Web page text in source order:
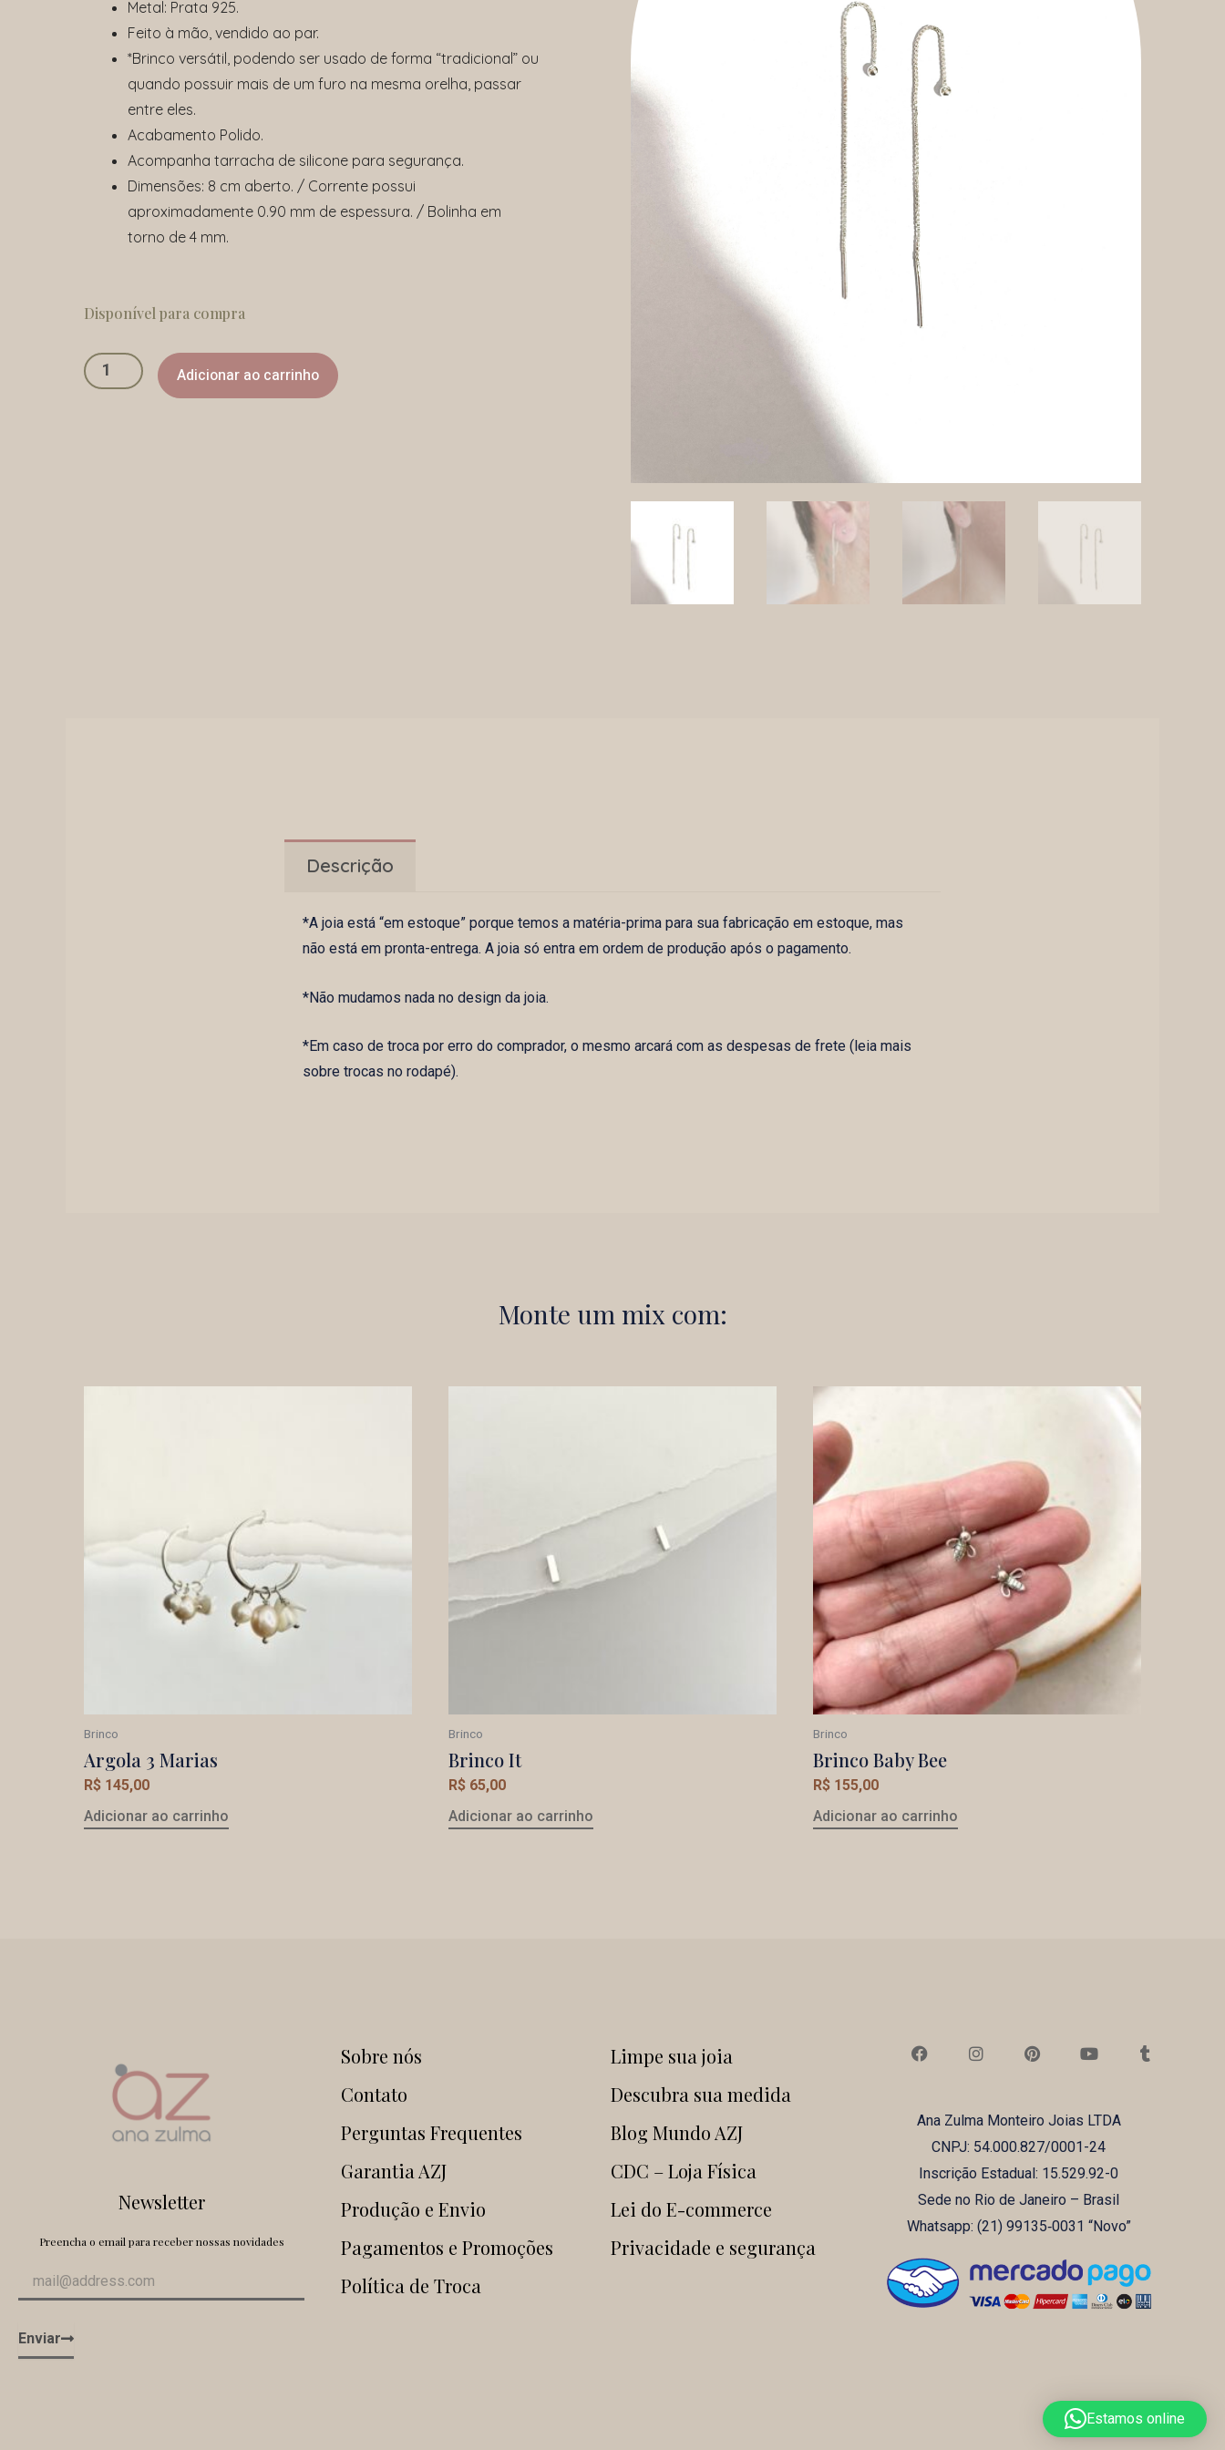
Metal: Prata 925.
Feito à mão, vendido ao par.
*Brinco versátil, podendo ser usado de forma “tradicional” ou
quando possuir mais de um furo na mesma orelha, passar
entre eles.
Acabamento Polido.
Acompanha tarracha de silicone para segurança.
Dimensões: 8 cm aberto. / Corrente possui
aproximadamente 0.90 mm de espessura. / Bolinha em
torno de 4 mm.
Disponível para compra
Slim
Ponto
Adicionar ao carrinho
Descrição
*A joia está “em estoque” porque temos a matéria-prima para sua fabricação em estoque, mas
não está em pronta-entrega. A joia só entra em ordem de produção após o pagamento.
*Não mudamos nada no design da joia.
*Em caso de troca por erro do comprador, o mesmo arcará com as despesas de frete (leia mais
sobre trocas no rodapé).
Monte um mix com:
Brinco
Argola 3 Marias
R$ 145,00
Adicionar ao carrinho
Brinco
Brinco It
R$ 65,00
Adicionar ao carrinho
Brinco
Brinco Baby Bee
R$ 155,00
Adicionar ao carrinho
Newsletter
Preencha o email para receber nossas novidades
Enviar
Sobre nós
Contato
Perguntas Frequentes
Garantia AZJ
Produção e Envio
Pagamentos e Promoções
Política de Troca
Limpe sua joia
Descubra sua medida
Blog Mundo AZJ
CDC – Loja Física
Lei do E-commerce
Privacidade e segurança
a
o
n
g
r
a
m
i
r
e
s
t
o
b
e
u
Ana Zulma Monteiro Joias LTDA
CNPJ: 54.000.827/0001-24
Inscrição Estadual: 15.529.92-0
Sede no Rio de Janeiro – Brasil
Whatsapp: (21) ‪99135‑0031‬ “Novo”
Estamos online